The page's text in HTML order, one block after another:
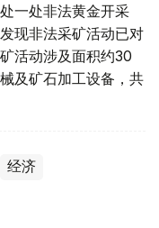
一处非法黄金开采
现非法采矿活动已对
活动涉及面积约30
及矿石加工设备，共
经济